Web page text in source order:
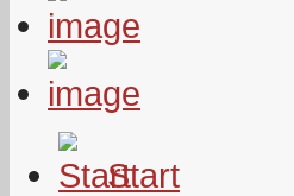
Start